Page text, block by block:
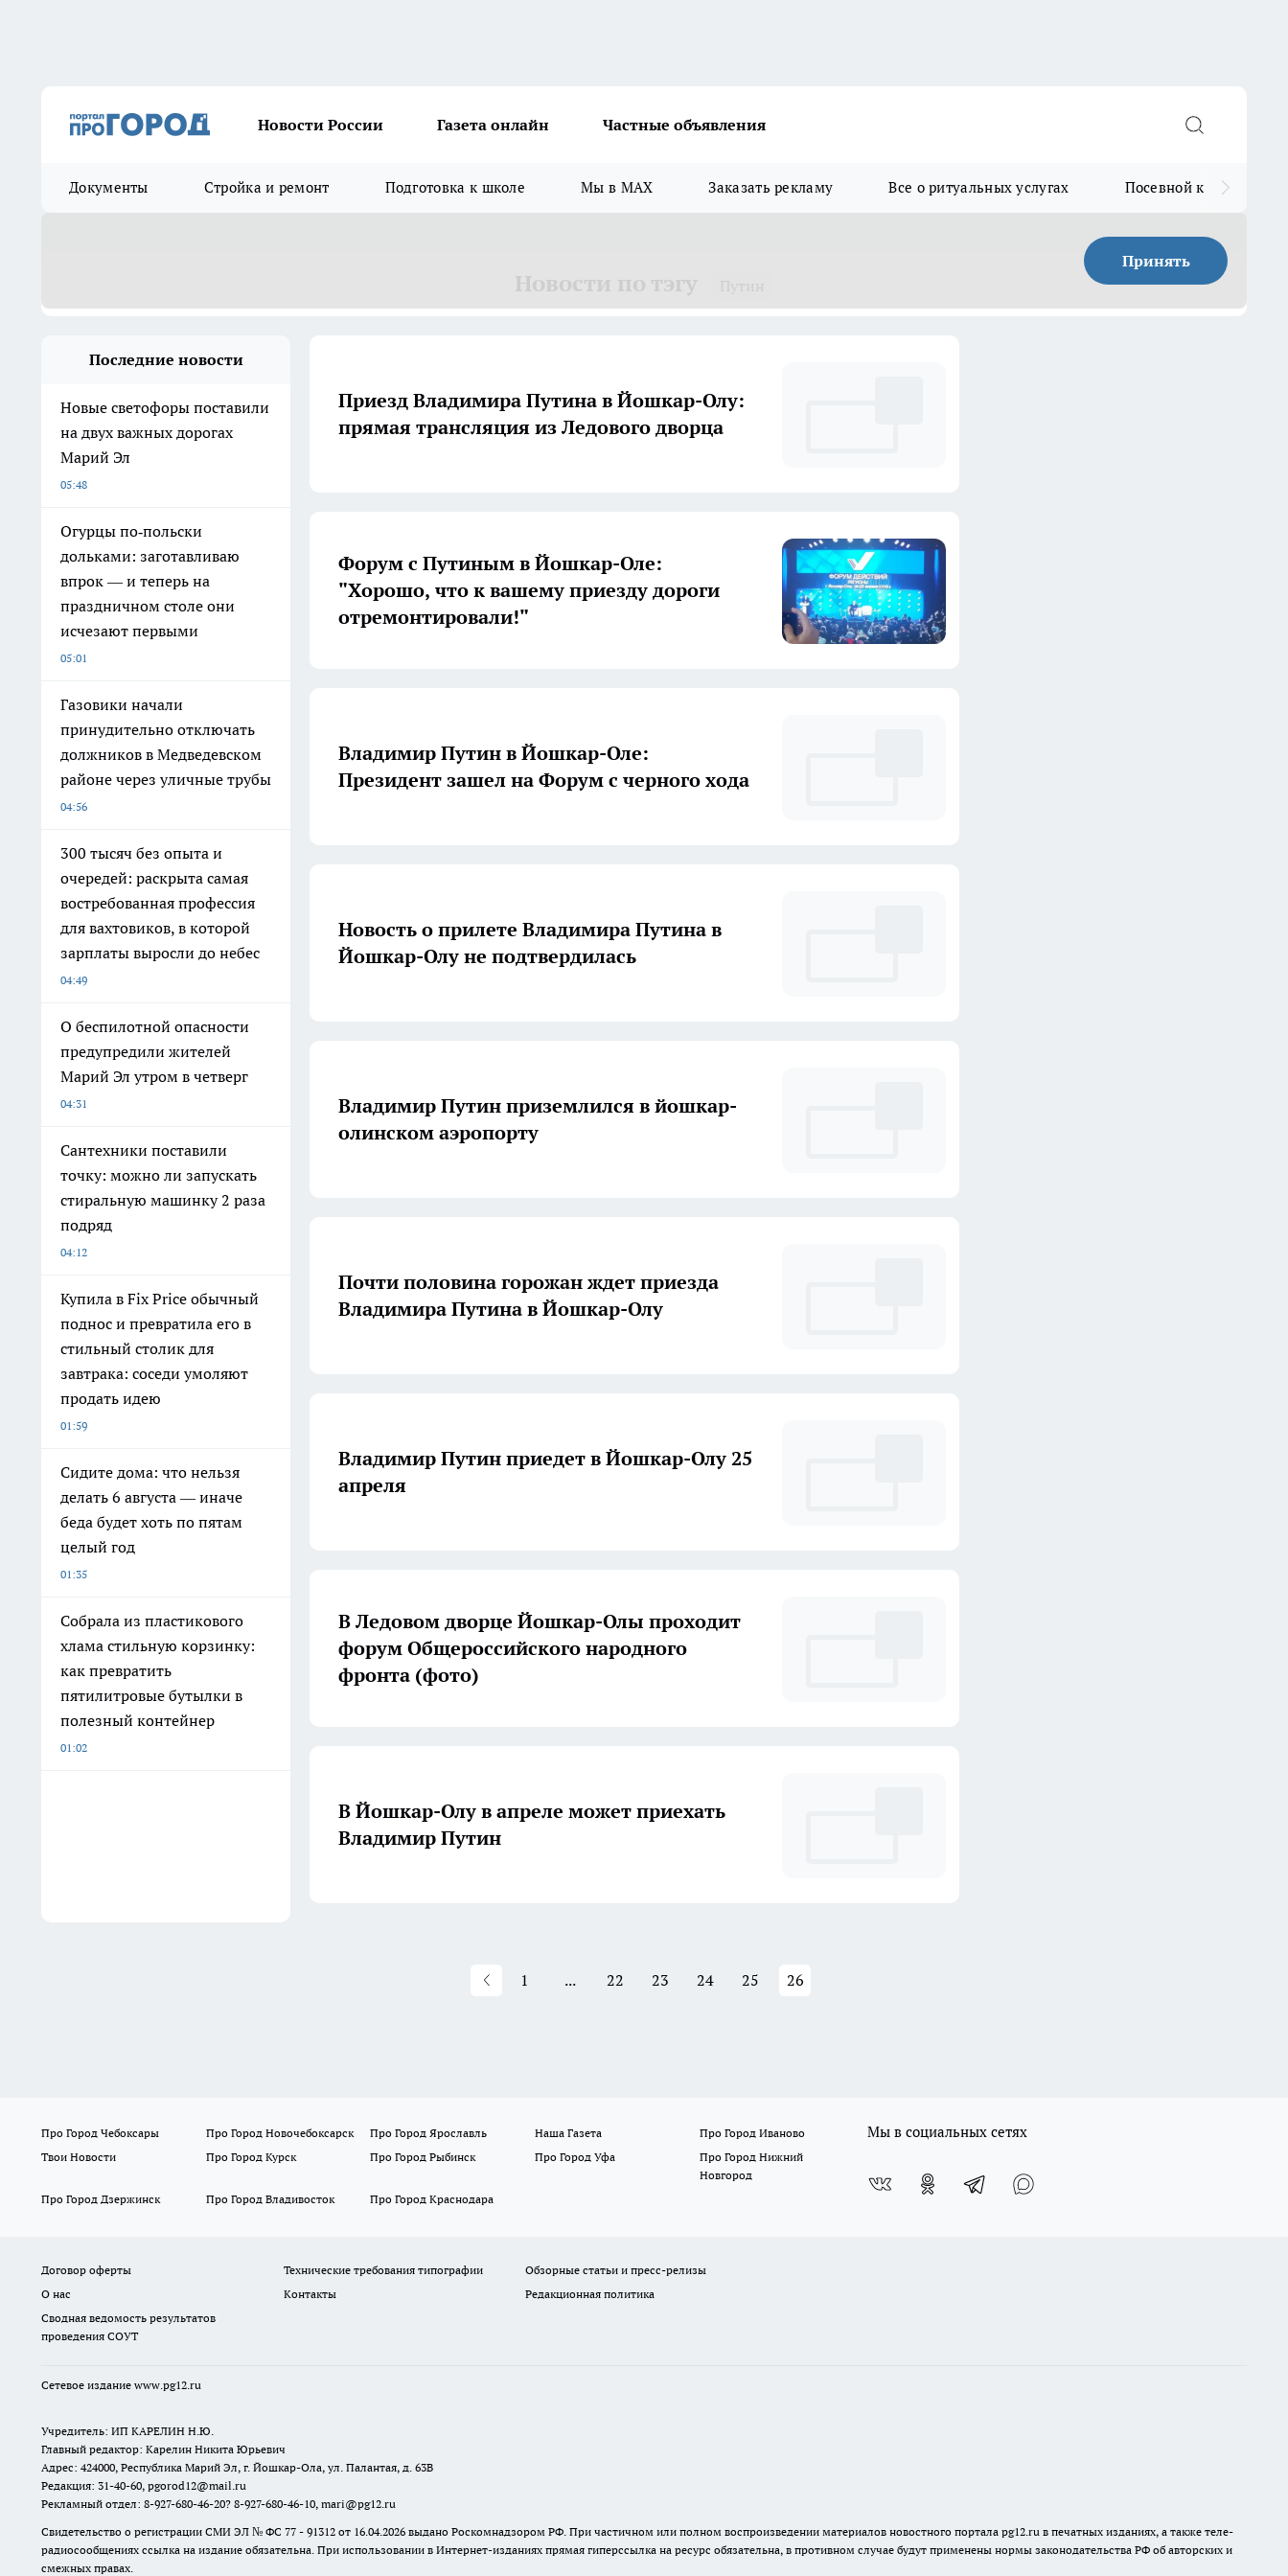
Новости России Газета онлайн Частные объявления
Документы Стройка и ремонт Подготовка к школе Мы в MAX Заказать рекламу Все о ритуальных услугах Посевной календарь
Принять
Последние новости
Новые светофоры поставили
на двух важных дорогах
Марий Эл
05:48
Огурцы по‑польски
дольками: заготавливаю
впрок — и теперь на
праздничном столе они
исчезают первыми
05:01
Газовики начали
принудительно отключать
должников в Медведевском
районе через уличные трубы
04:56
300 тысяч без опыта и
очередей: раскрыта самая
востребованная профессия
для вахтовиков, в которой
зарплаты выросли до небес
04:49
О беспилотной опасности
предупредили жителей
Марий Эл утром в четверг
04:31
Сантехники поставили
точку: можно ли запускать
стиральную машинку 2 раза
подряд
04:12
Купила в Fix Price обычный
поднос и превратила его в
стильный столик для
завтрака: соседи умоляют
продать идею
01:59
Сидите дома: что нельзя
делать 6 августа — иначе
беда будет хоть по пятам
целый год
01:35
Собрала из пластикового
хлама стильную корзинку:
как превратить
пятилитровые бутылки в
полезный контейнер
01:02
Приезд Владимира Путина в Йошкар-Олу:
прямая трансляция из Ледового дворца
Форум с Путиным в Йошкар-Оле:
"Хорошо, что к вашему приезду дороги
отремонтировали!"
Владимир Путин в Йошкар-Оле:
Президент зашел на Форум с черного хода
Новость о прилете Владимира Путина в
Йошкар-Олу не подтвердилась
Владимир Путин приземлился в йошкар-
олинском аэропорту
Почти половина горожан ждет приезда
Владимира Путина в Йошкар-Олу
Владимир Путин приедет в Йошкар-Олу 25
апреля
В Ледовом дворце Йошкар-Олы проходит
форум Общероссийского народного
фронта (фото)
В Йошкар-Олу в апреле может приехать
Владимир Путин
1 ... 22 23 24 25 26
Про Город Чебоксары Про Город Новочебоксарск Про Город Ярославль Наша Газета
Про Город Иваново
Твои Новости
Про Город Курск Про Город Рыбинск Про Город Уфа
Про Город Нижний
Новгород
Про Город Дзержинск
Про Город Владивосток Про Город Краснодара
Мы в социальных сетях
Договор оферты Технические требования типографии
Обзорные статьи и пресс-релизы
О нас
Контакты
Редакционная политика
Сводная ведомость результатов
проведения СОУТ
Сетевое издание www.pg12.ru
Учредитель: ИП КАРЕЛИН Н.Ю.
Главный редактор: Карелин Никита Юрьевич
Адрес: 424000, Республика Марий Эл, г. Йошкар-Ола, ул. Палантая, д. 63В
Редакция: 31-40-60, pgorod12@mail.ru
Рекламный отдел: 8-927-680-46-20? 8-927-680-46-10, mari@pg12.ru
Свидетельство о регистрации СМИ ЭЛ № ФС 77 - 91312 от 16.04.2026 выдано Роскомнадзором РФ. При частичном или полном воспроизведении материалов новостного портала pg12.ru в печатных изданиях, а также теле-
радиосообщениях ссылка на издание обязательна. При использовании в Интернет-изданиях прямая гиперссылка на ресурс обязательна, в противном случае будут применены нормы законодательства РФ об авторских и
смежных правах.